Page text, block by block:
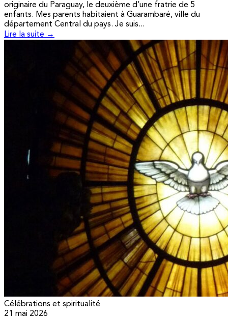
originaire du Paraguay, le deuxième d’une fratrie de 5
enfants. Mes parents habitaient à Guarambaré, ville du
département Central du pays. Je suis...
Lire la suite →
Célébrations et spiritualité
21 mai 2026